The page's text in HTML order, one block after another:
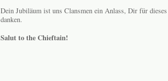
Dein Jubiläum ist uns Clansmen ein Anlass, Dir für dieses
danken.
Salut to the Chieftain!